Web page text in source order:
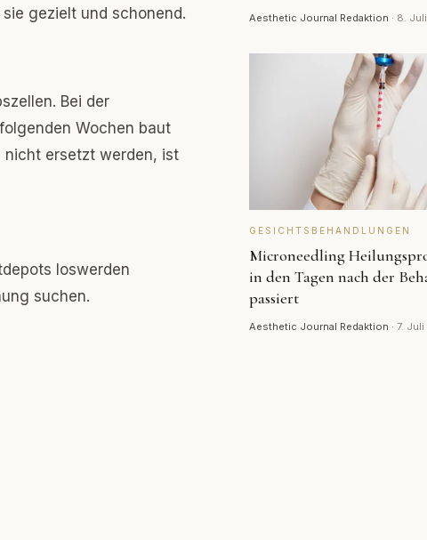
gezielt und schonend.
Bei der
Wochen baut
nicht ersetzt werden, ist
loswerden
suchen.
Aesthetic Journal Redaktion · 8.
GESICHTSBEHANDLUNGEN
Microneedling
in den Tagen nach der
passiert
Aesthetic Journal Redaktion · 7.